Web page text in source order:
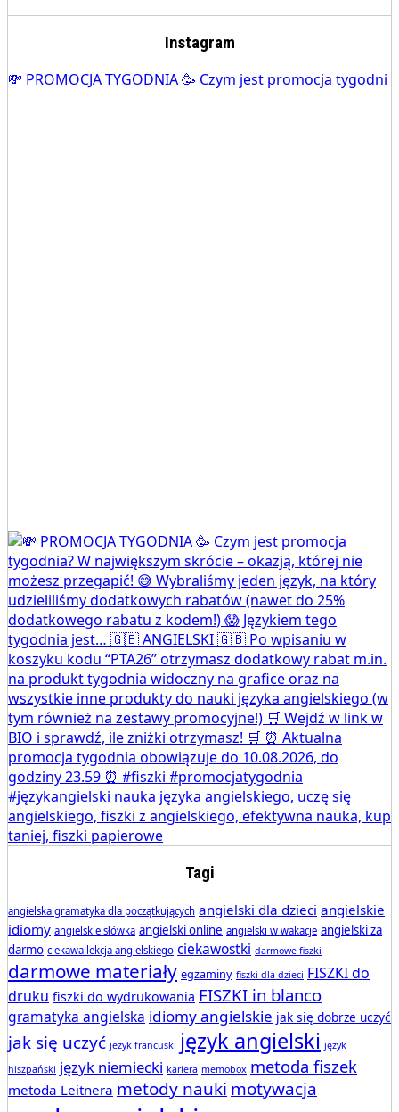
Instagram
💸 PROMOCJA TYGODNIA 🥳 Czym jest promocja tygodni
Tagi
angielska gramatyka dla początkujących angielski dla dzieci angielskie
idiomy angielskie słówka angielski online angielski w wakacje angielski za
darmo ciekawa lekcja angielskiego ciekawostki darmowe fiszki
darmowe materiały egzaminy fiszki dla dzieci FISZKI do
druku fiszki do wydrukowania FISZKI in blanco
gramatyka angielska idiomy angielskie jak się dobrze uczyć
jak się uczyć jezyk francuski język angielski język
hiszpański język niemiecki kariera memobox metoda fiszek
metoda Leitnera metody nauki motywacja